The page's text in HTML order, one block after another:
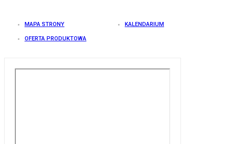
MAPA STRONY KALENDARIUM
OFERTA PRODUKTOWA